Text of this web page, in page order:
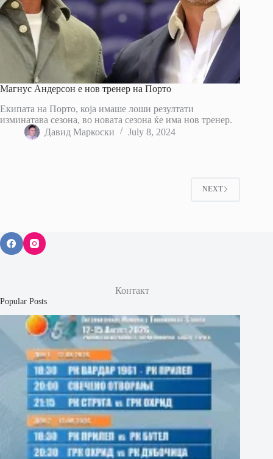
Магнус Андерсон е нов тренер на Порто
Екипата на Порто, која имаше лоши резултати
изминатава сезона, во новата сезона ќе има нов тренер.
Давид Маркоски
July 8, 2024
NEXT
Контакт
Popular Posts